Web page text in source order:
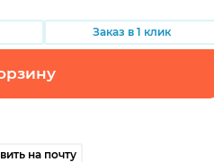
Заказ в 1 клик
на почту